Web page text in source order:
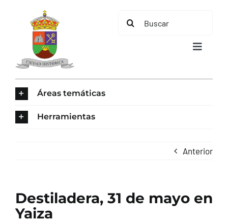
contenido
Buscar:
Toggle
TURISMO
Áreas temáticas
Herramientas
Anterior
Destiladera, 31 de mayo en
Yaiza